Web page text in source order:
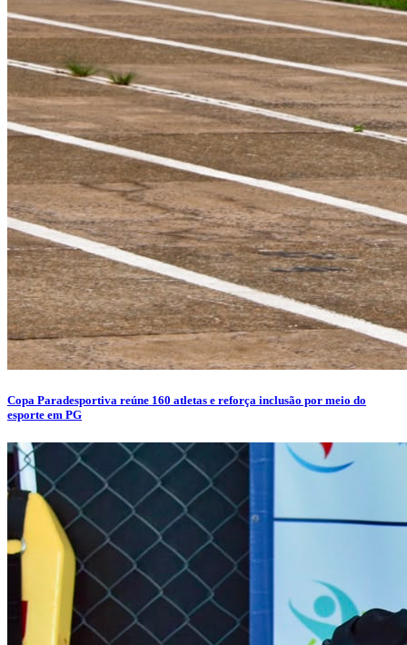
Copa Paradesportiva reúne 160 atletas e reforça inclusão por meio do
esporte em PG